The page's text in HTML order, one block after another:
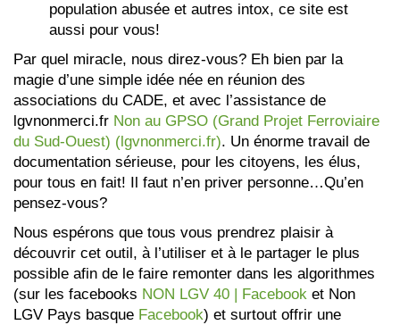
population abusée et autres intox, ce site est
aussi pour vous!
Par quel miracle, nous direz-vous? Eh bien par la
magie d’une simple idée née en réunion des
associations du CADE, et avec l’assistance de
lgvnonmerci.fr Non au GPSO (Grand Projet Ferroviaire
du Sud-Ouest) (lgvnonmerci.fr). Un énorme travail de
documentation sérieuse, pour les citoyens, les élus,
pour tous en fait! Il faut n’en priver personne…Qu’en
pensez-vous?
Nous espérons que tous vous prendrez plaisir à
découvrir cet outil, à l’utiliser et à le partager le plus
possible afin de le faire remonter dans les algorithmes
(sur les facebooks NON LGV 40 | Facebook et Non
LGV Pays basque Facebook) et surtout offrir une